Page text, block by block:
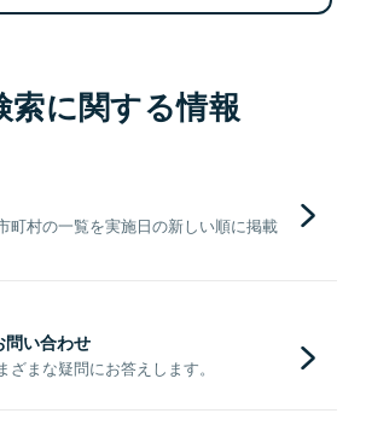
索に関する情報
町村の一覧を実施日の新しい順に掲載
問い合わせ
まな疑問にお答えします。